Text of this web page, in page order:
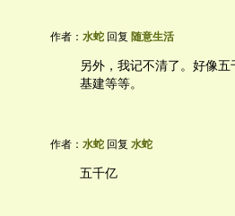
作者： 水蛇 回复 随意生活
另外，我记不清了。好像
基建等等。
作者： 水蛇 回复 水蛇
五千亿